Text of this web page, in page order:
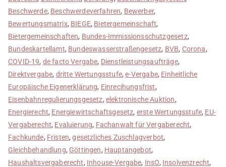
Beschwerde, Beschwerdeverfahren, Bewerber,
Bewertungsmatrix, BIEGE, Bietergemeinschaft,
Bietergemeinschaften, Bundes-Immissionsschutzgesetz,
Bundeskartellamt, Bundeswasserstraßengesetz, BVB, Corona,
COVID-19, de facto Vergabe, Dienstleistungsaufträge,
Direktvergabe, dritte Wertungsstufe,e-Vergabe, Einheitliche
Europäische Eigenerklärung, Einrecihungsfrist,
Eisenbahnregulierungsgesetz, elektronische Auktion,
Energierecht, Energiewirtschaftsgesetz, erste Wertungsstufe, EU-
Vergaberecht, Evaluierung, Fachanwalt für Vergaberecht,
Fachkunde, Fristen,gesetzliches Zuschlagverbot,
Gleichbehandlung, Göttingen, Hauptangebot,
Haushaltsvergaberecht, Inhouse-Vergabe, InsO, Insolvenzrecht,